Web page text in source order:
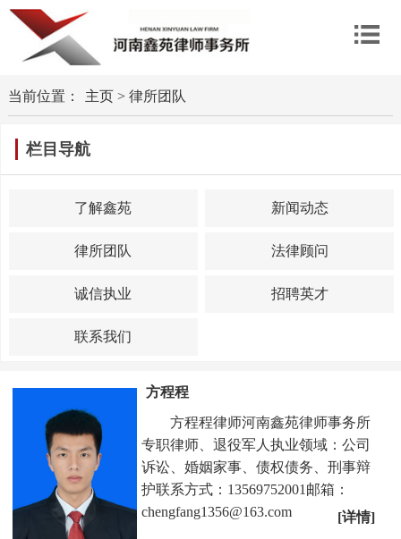
当前位置： 主页> 律所团队
栏目导航
了解鑫苑 新闻动态
律所团队 法律顾问
诚信执业 招聘英才
联系我们
方程程
方程程律师河南鑫苑律师事务所
专职律师、退役军人执业领域：公司
诉讼、婚姻家事、债权债务、刑事辩
护联系方式：13569752001邮箱：
chengfang1356@163.com
[详情]